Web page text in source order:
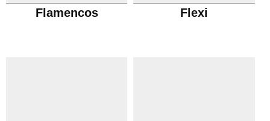
Flamencos Flexi